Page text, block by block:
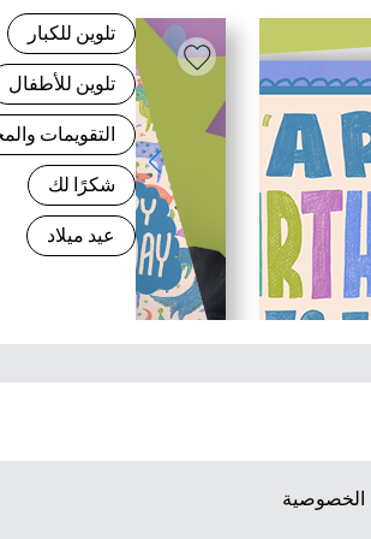
تلوين للكبار
تلوين للأطفال
التقويمات
شكرًا لك
عيد ميلاد
الخصوصية